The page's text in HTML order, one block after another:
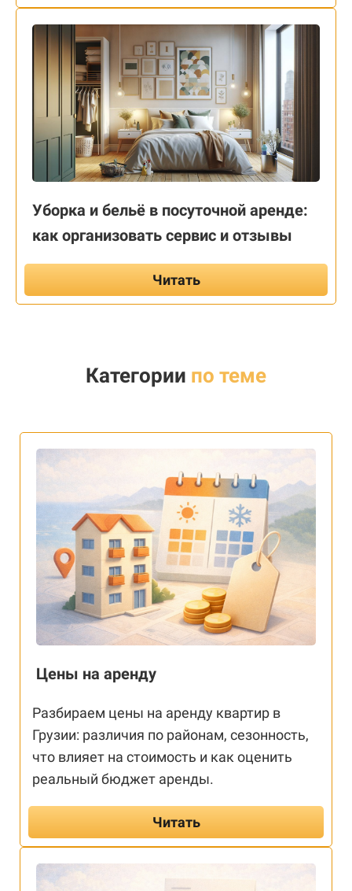
Уборка и бельё в посуточной аренде:
как организовать сервис и отзывы
Читать
Категории по теме
Цены на аренду
Разбираем цены на аренду квартир в
Грузии: различия по районам, сезонность,
что влияет на стоимость и как оценить
реальный бюджет аренды.
Читать